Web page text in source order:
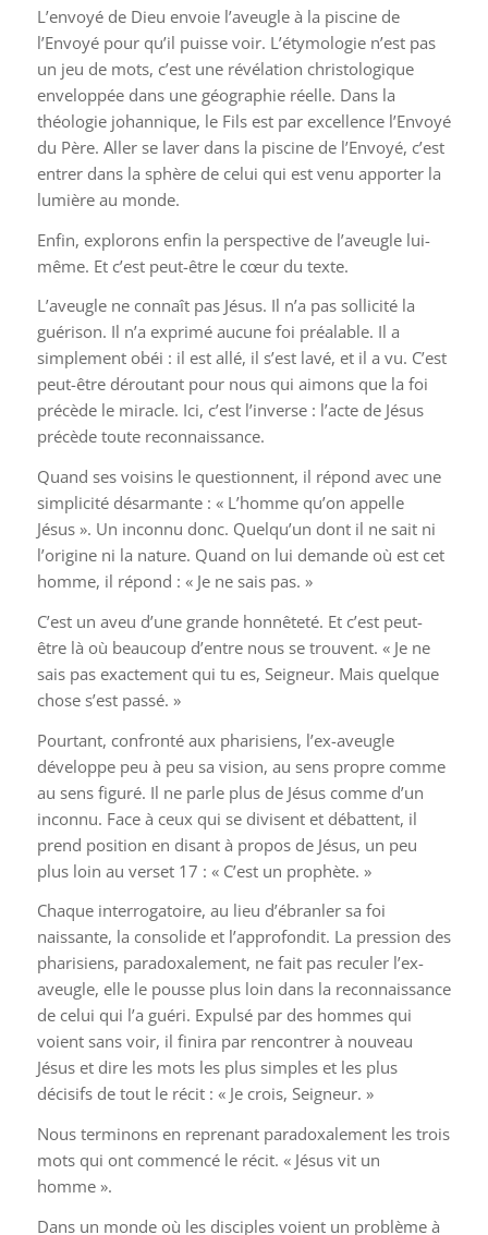
L’envoyé de Dieu envoie l’aveugle à la piscine de
l’Envoyé pour qu’il puisse voir. L’étymologie n’est pas
un jeu de mots, c’est une révélation christologique
enveloppée dans une géographie réelle. Dans la
théologie johannique, le Fils est par excellence l’Envoyé
du Père. Aller se laver dans la piscine de l’Envoyé, c’est
entrer dans la sphère de celui qui est venu apporter la
lumière au monde.
Enfin, explorons enfin la perspective de l’aveugle lui-
même. Et c’est peut-être le cœur du texte.
L’aveugle ne connaît pas Jésus. Il n’a pas sollicité la
guérison. Il n’a exprimé aucune foi préalable. Il a
simplement obéi : il est allé, il s’est lavé, et il a vu. C’est
peut-être déroutant pour nous qui aimons que la foi
précède le miracle. Ici, c’est l’inverse : l’acte de Jésus
précède toute reconnaissance.
Quand ses voisins le questionnent, il répond avec une
simplicité désarmante : « L’homme qu’on appelle
Jésus ». Un inconnu donc. Quelqu’un dont il ne sait ni
l’origine ni la nature. Quand on lui demande où est cet
homme, il répond : « Je ne sais pas. »
C’est un aveu d’une grande honnêteté. Et c’est peut-
être là où beaucoup d’entre nous se trouvent. « Je ne
sais pas exactement qui tu es, Seigneur. Mais quelque
chose s’est passé. »
Pourtant, confronté aux pharisiens, l’ex-aveugle
développe peu à peu sa vision, au sens propre comme
au sens figuré. Il ne parle plus de Jésus comme d’un
inconnu. Face à ceux qui se divisent et débattent, il
prend position en disant à propos de Jésus, un peu
plus loin au verset 17 : « C’est un prophète. »
Chaque interrogatoire, au lieu d’ébranler sa foi
naissante, la consolide et l’approfondit. La pression des
pharisiens, paradoxalement, ne fait pas reculer l’ex-
aveugle, elle le pousse plus loin dans la reconnaissance
de celui qui l’a guéri. Expulsé par des hommes qui
voient sans voir, il finira par rencontrer à nouveau
Jésus et dire les mots les plus simples et les plus
décisifs de tout le récit : « Je crois, Seigneur. »
Nous terminons en reprenant paradoxalement les trois
mots qui ont commencé le récit. « Jésus vit un
homme ».
Dans un monde où les disciples voient un problème à